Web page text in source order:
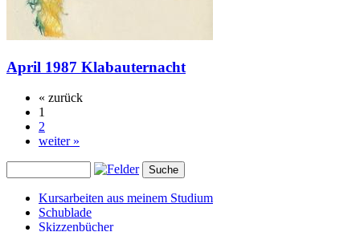
April 1987 Klabauternacht
« zurück
1
2
weiter »
Kursarbeiten aus meinem Studium
Schublade
Skizzenbücher